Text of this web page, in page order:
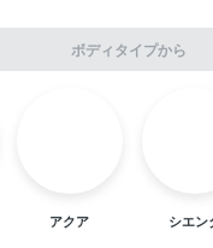
ボディタイプから
アクア シエン